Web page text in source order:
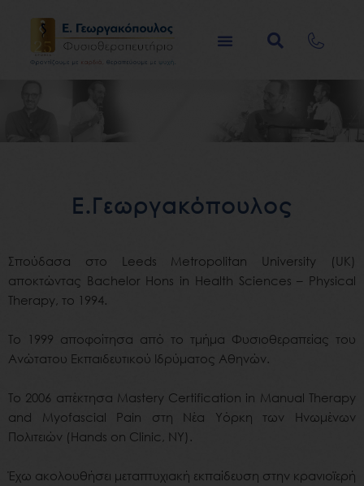
περιεχόμενο
Ε.Γεωργακόπουλος
Σπούδασα στο Leeds Metropolitan University (UK)
αποκτώντας Bachelor Hons in Health Sciences – Physical
Therapy, το 1994.
Το 1999 αποφοίτησα από το τμήμα Φυσιοθεραπείας του
Ανώτατου Εκπαιδευτικού Ιδρύματος Αθηνών.
Το 2006 απέκτησα Mastery Certification in Manual Therapy
and Myofascial Pain στη Νέα Υόρκη των Ηνωμένων
Πολιτειών (Hands on Clinic, NY).
Έχω ακολουθήσει μεταπτυχιακή εκπαίδευση στην κρανιοϊερή